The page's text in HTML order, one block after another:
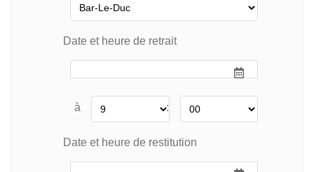
Date et heure de retrait
à :
Date et heure de restitution